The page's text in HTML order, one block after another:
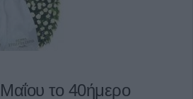
το 40ήμερο